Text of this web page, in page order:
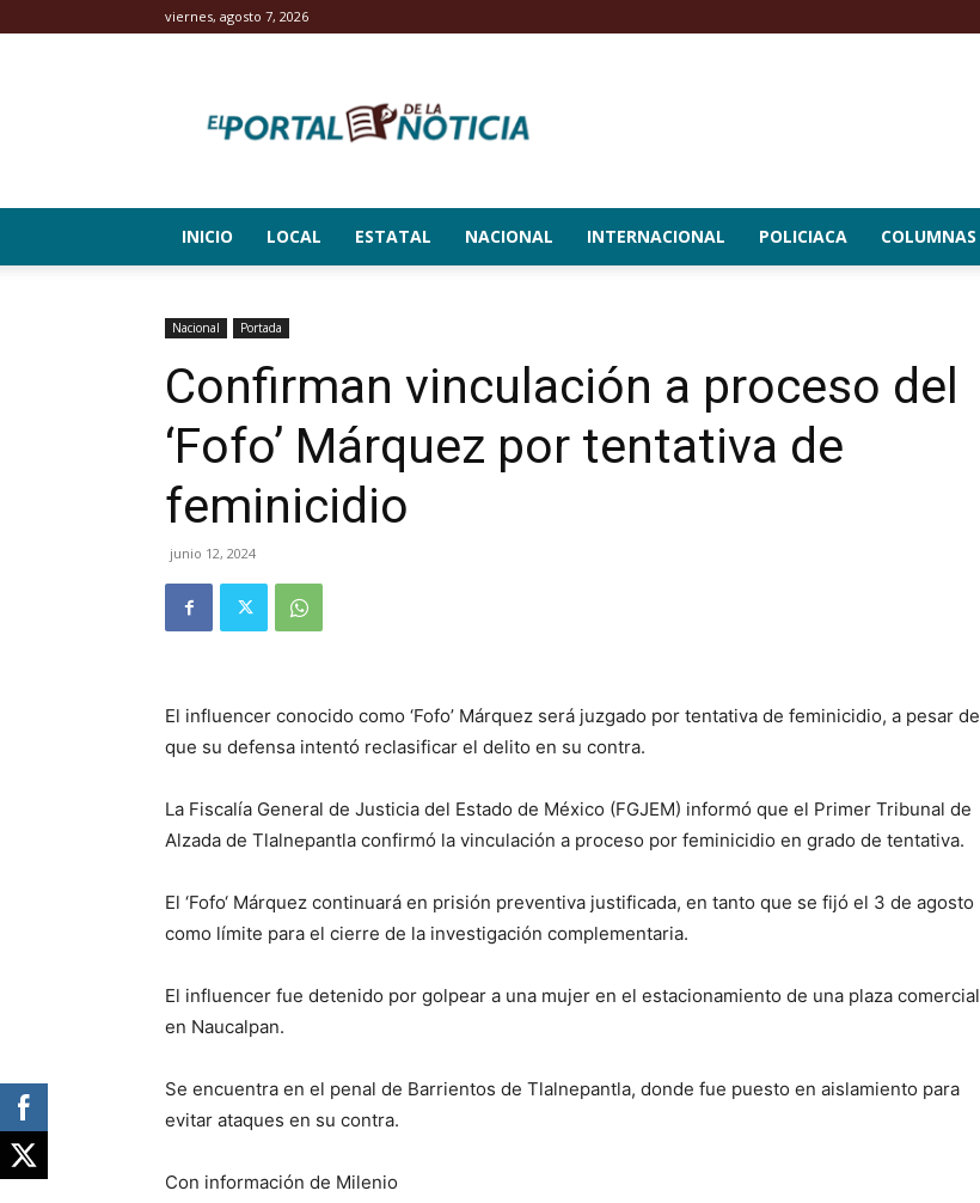
viernes, agosto 7, 2026
Portal
de
INICIO LOCAL ESTATAL NACIONAL INTERNACIONAL POLICIACA COLUMNAS
Nacional Portada
Confirman vinculación a proceso del
‘Fofo’ Márquez por tentativa de
feminicidio
junio 12, 2024
El influencer conocido como ‘Fofo’ Márquez será juzgado por tentativa de feminicidio, a pesar de
que su defensa intentó reclasificar el delito en su contra.
La Fiscalía General de Justicia del Estado de México (FGJEM) informó que el Primer Tribunal de
Alzada de Tlalnepantla confirmó la vinculación a proceso por feminicidio en grado de tentativa.
El ‘Fofo‘ Márquez continuará en prisión preventiva justificada, en tanto que se fijó el 3 de agosto
como límite para el cierre de la investigación complementaria.
El influencer fue detenido por golpear a una mujer en el estacionamiento de una plaza comercial
en Naucalpan.
Se encuentra en el penal de Barrientos de Tlalnepantla, donde fue puesto en aislamiento para
evitar ataques en su contra.
Con información de Milenio